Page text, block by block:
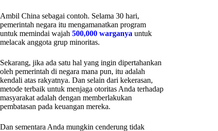
Ambil China sebagai contoh. Selama 30 hari,
pemerintah negara itu mengamanatkan program
untuk memindai wajah 500,000 warganya untuk
melacak anggota grup minoritas.
Sekarang, jika ada satu hal yang ingin dipertahankan
oleh pemerintah di negara mana pun, itu adalah
kendali atas rakyatnya. Dan selain dari kekerasan,
metode terbaik untuk menjaga otoritas Anda terhadap
masyarakat adalah dengan memberlakukan
pembatasan pada keuangan mereka.
Dan sementara Anda mungkin cenderung tidak